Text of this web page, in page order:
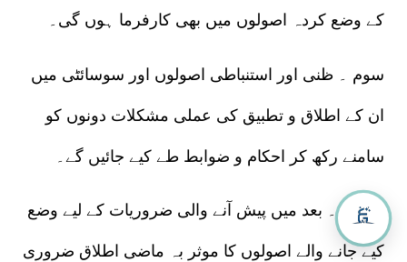
کے وضع کردہ اصولوں میں بھی کارفرما ہوں گی۔
سوم ۔ ظنی اور استنباطی اصولوں اور سوسائٹی میں
ان کے اطلاق و تطبیق کی عملی مشکلات دونوں کو
سامنے رکھ کر احکام و ضوابط طے کیے جائیں گے۔
چہارم ۔ بعد میں پیش آنے والی ضروریات کے لیے وضع
کیے جانے والے اصولوں کا موثر بہ ماضی اطلاق ضروری